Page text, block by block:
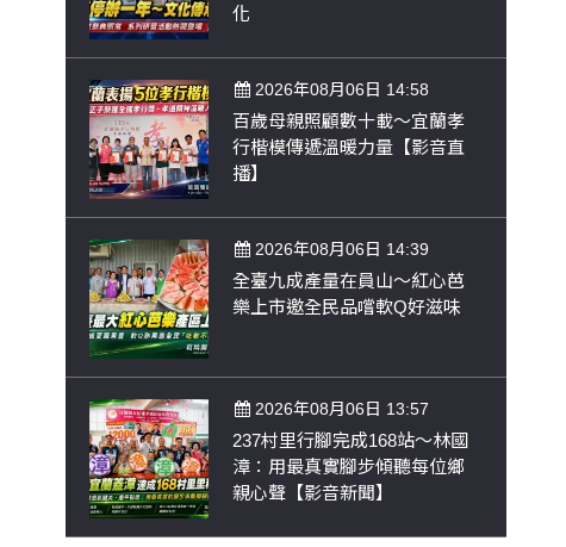
化
2026年08月06日 14:58
百歲母親照顧數十載～宜蘭孝
行楷模傳遞溫暖力量【影音直
播】
2026年08月06日 14:39
全臺九成產量在員山～紅心芭
樂上市邀全民品嚐軟Q好滋味
2026年08月06日 13:57
237村里行腳完成168站～林國
漳：用最真實腳步傾聽每位鄉
親心聲【影音新聞】